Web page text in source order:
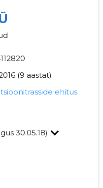
(9 aastat)
ehitus
30.05.18)